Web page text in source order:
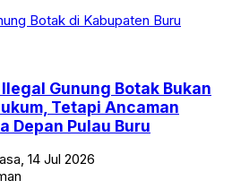
Gunung Botak Bukan
Tetapi Ancaman
Depan Pulau Buru
14 Jul 2026